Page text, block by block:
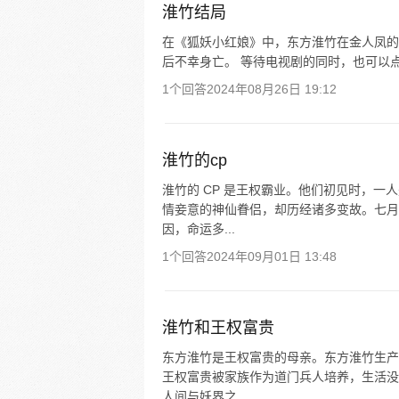
淮竹结局
在《狐妖小红娘》中，东方淮竹在金人凤
后不幸身亡。 等待电视剧的同时，也可以
1个回答2024年08月26日 19:12
淮竹的cp
淮竹的 CP 是王权霸业。他们初见时，一
情妾意的神仙眷侣，却历经诸多变故。七
因，命运多...
1个回答2024年09月01日 13:48
淮竹和王权富贵
东方淮竹是王权富贵的母亲。东方淮竹生
王权富贵被家族作为道门兵人培养，生活